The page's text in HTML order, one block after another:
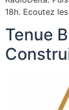
18h. Ecoutez
Tenue